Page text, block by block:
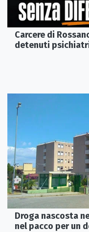
Carcere di
detenuti
Droga nascosta
nel pacco per un